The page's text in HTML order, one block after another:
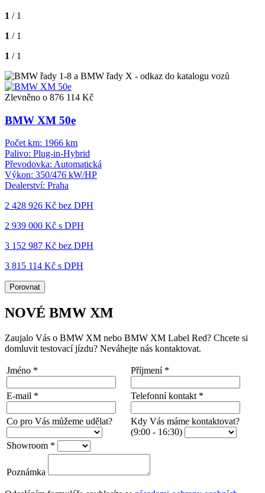
1 / 1
1 / 1
1 / 1
Zlevněno o 876 114 Kč
BMW XM 50e
Počet km: 1966 km
Palivo: Plug-in-Hybrid
Převodovka: Automatická
Výkon: 350/476 kW/HP
Dealerství: Praha
2 428 926 Kč bez DPH
2 939 000 Kč s DPH
3 152 987 Kč bez DPH
3 815 114 Kč s DPH
Porovnat
NOVÉ BMW XM
Zaujalo Vás o BMW XM nebo BMW XM Label Red? Chcete si
domluvit testovací jízdu? Neváhejte nás kontaktovat.
Jméno * Příjmení *
E-mail * Telefonní kontakt *
Co pro Vás můžeme udělat?
Kdy Vás máme kontaktovat?
(9:00 - 16:30)
Showroom *
Poznámka